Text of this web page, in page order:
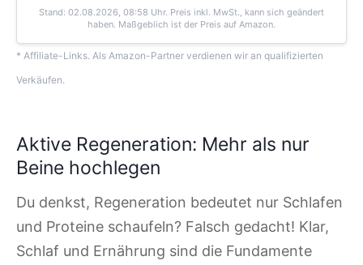
Stand: 02.08.2026, 08:58 Uhr. Preis inkl. MwSt., kann sich geändert
haben. Maßgeblich ist der Preis auf Amazon.
* Affiliate-Links. Als Amazon-Partner verdienen wir an qualifizierten
Verkäufen.
Aktive Regeneration: Mehr als nur
Beine hochlegen
Du denkst, Regeneration bedeutet nur Schlafen
und Proteine schaufeln? Falsch gedacht! Klar,
Schlaf und Ernährung sind die Fundamente